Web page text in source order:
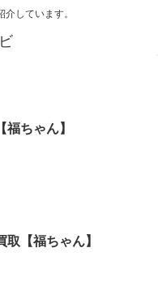
しています。
福ちゃん】
取【福ちゃん】